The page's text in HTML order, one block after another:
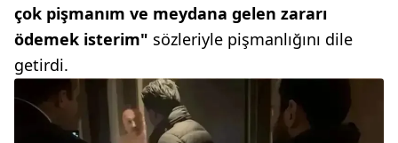
çok pişmanım ve meydana gelen zararı
ödemek isterim" sözleriyle pişmanlığını dile
getirdi.